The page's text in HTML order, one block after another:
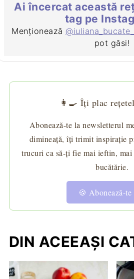
Ai încercat această
tag pe
Menționează
pot găsi!
👩‍🍳 Îți plac
Abonează-te la newsletterul
dimineață, îți trimit inspirație
trucuri ca să-ți fie mai ieftin,
bucătărie.
🍪 Abonează-te
DIN ACEEAȘI